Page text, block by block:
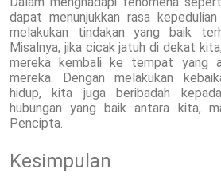
dapat menunjukkan rasa
melakukan tindakan yang baik
Misalnya, jika cicak jatuh di dekat
mereka kembali ke tempat yang
mereka. Dengan melakukan
hidup, kita juga beribadah
hubungan yang baik antara kita,
Pencipta.
Kesimpulan